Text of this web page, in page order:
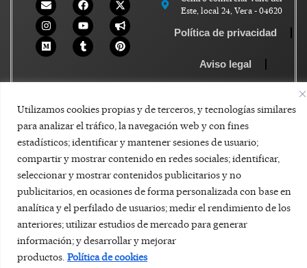
Utilizamos cookies propias y de terceros, y tecnologías similares
para analizar el tráfico, la navegación web y con fines
estadísticos; identificar y mantener sesiones de usuario;
compartir y mostrar contenido en redes sociales; identificar,
seleccionar y mostrar contenidos publicitarios y no
publicitarios, en ocasiones de forma personalizada con base en
analítica y el perfilado de usuarios; medir el rendimiento de los
anteriores; utilizar estudios de mercado para generar
información; y desarrollar y mejorar
productos. Política de cookies
Este, local 24, Vera - 04620
Política de privacidad
Aviso legal